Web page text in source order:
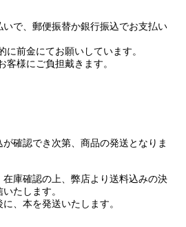
で、郵便振替か銀行振込でお支払い
に前金にてお願いしています。
客様にご負担戴きます。
確認でき次第、商品の発送となりま
庫確認の上、弊店より送料込みの決
たします。
、本を発送いたします。